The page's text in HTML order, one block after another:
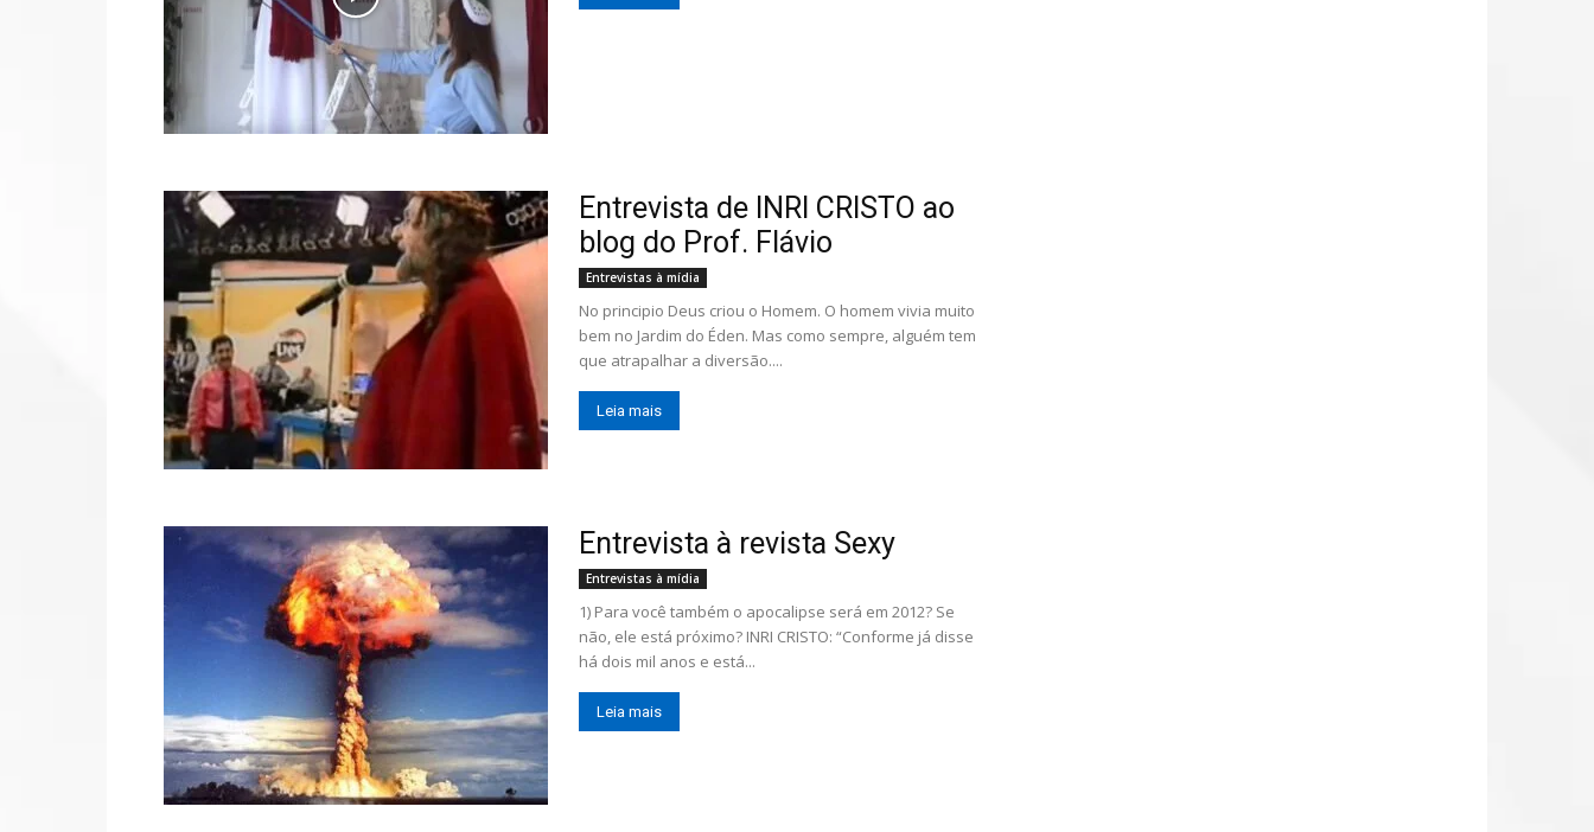
Entrevista de INRI CRISTO ao
blog do Prof. Flávio
Entrevistas à mídia
No principio Deus criou o Homem. O homem vivia muito
bem no Jardim do Éden. Mas como sempre, alguém tem
que atrapalhar a diversão....
Leia mais
Entrevista à revista Sexy
Entrevistas à mídia
1) Para você também o apocalipse será em 2012? Se
não, ele está próximo? INRI CRISTO: “Conforme já disse
há dois mil anos e está...
Leia mais